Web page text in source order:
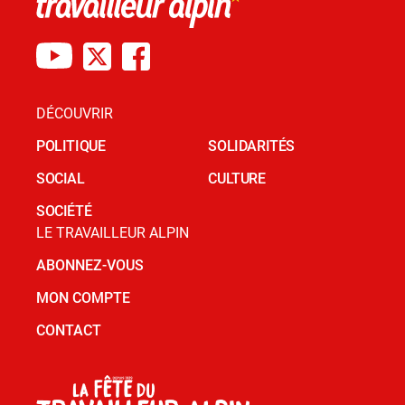
DÉCOUVRIR
POLITIQUE
SOCIAL
SOCIÉTÉ
SOLIDARITÉS
CULTURE
LE TRAVAILLEUR ALPIN
ABONNEZ-VOUS
MON COMPTE
CONTACT